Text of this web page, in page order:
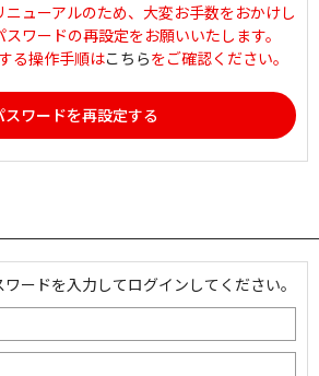
ューアルのため、大変お手数をおかけし
ワードの再設定をお願いいたします。
る操作手順はこちらをご確認ください。
スワードを再設定する
ードを入力してログインしてください。